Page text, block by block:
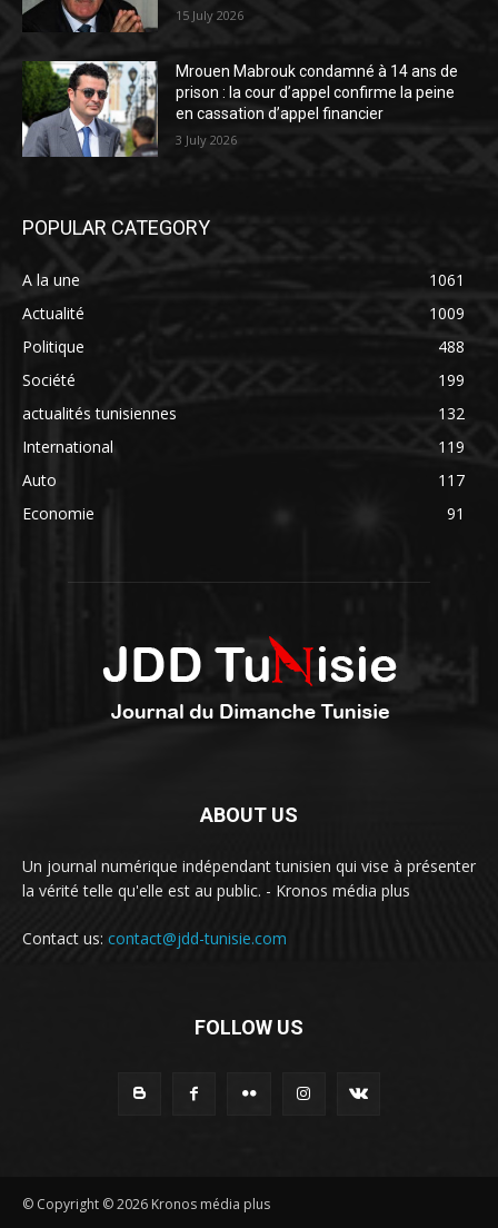
15 July 2026
Mrouen Mabrouk condamné à 14 ans de
prison : la cour d’appel confirme la peine
en cassation d’appel financier
3 July 2026
POPULAR CATEGORY
A la une
1061
Actualité
1009
Politique
488
Société
199
actualités tunisiennes
132
International
119
Auto
117
Economie
91
ABOUT US
Un journal numérique indépendant tunisien qui vise à présenter
la vérité telle qu'elle est au public. - Kronos média plus
Contact us: contact@jdd-tunisie.com
FOLLOW US
© Copyright © 2026 Kronos média plus